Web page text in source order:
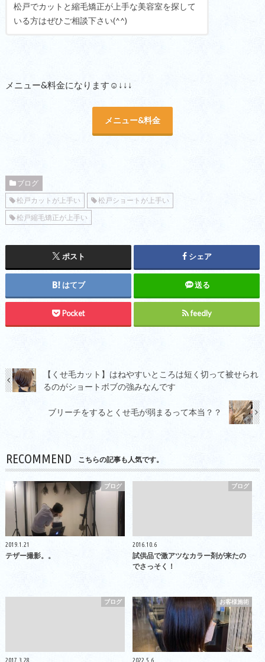
松戸でカットと縮毛矯正が上手な美容室を探して
いる方はぜひご相談下さい(^^)
メニュー&料金になります☺︎↓↓↓
メニュー&料金
ブログ
松戸カットが上手い
松戸ショートが上手い
松戸縮毛矯正が上手い
ポスト シェア
はてブ 送る
Pocket feedly
【くせ毛カット】はねやすいところは短く切って被せられ
るのがショートボブの強みなんです
ブリーチをするとくせ毛が弱まるって本当？？
RECOMMEND こちらの記事も人気です。
ブログ
2019.1.21
テザー撮影。。
ブログ
2016.10.6
試供品で激アツなカラー剤が来たの
でさっそく！
ブログ
2017.3.28
お客様施術
2022.5.6